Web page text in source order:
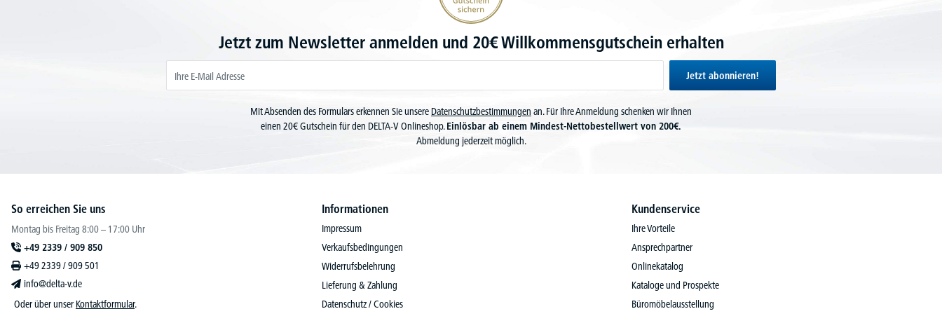
Jetzt zum Newsletter anmelden und 20€ Willkommensgutschein erhalten
Jetzt abonnieren!
Mit Absenden des Formulars erkennen Sie unsere Datenschutzbestimmungen an. Für Ihre Anmeldung schenken wir Ihnen
einen 20€ Gutschein für den DELTA-V Onlineshop.Einlösbar ab einem Mindest-Nettobestellwert von 200€.
Abmeldung jederzeit möglich.
So erreichen Sie uns
Montag bis Freitag 8:00 – 17:00 Uhr
+49 2339 / 909 850
+49 2339 / 909 501
info@delta-v.de
Oder über unser Kontaktformular.
Informationen
Impressum
Verkaufsbedingungen
Widerrufsbelehrung
Lieferung & Zahlung
Datenschutz / Cookies
Kundenservice
Ihre Vorteile
Ansprechpartner
Onlinekatalog
Kataloge und Prospekte
Büromöbelausstellung